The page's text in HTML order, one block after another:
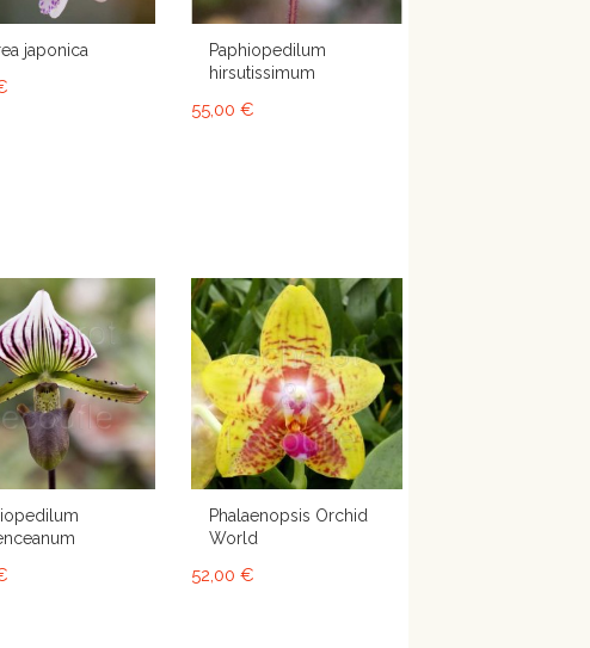
japonica
Paphiopedilum
hirsutissimum
55,00 €
Phalaenopsis Orchid
World
52,00 €